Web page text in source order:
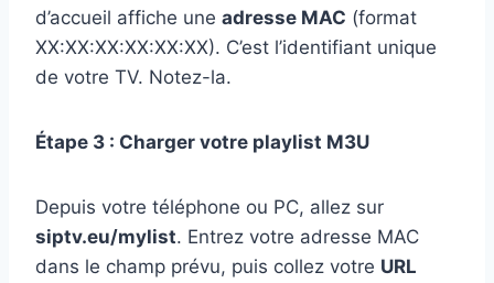
d’accueil affiche une adresse MAC (format
XX:XX:XX:XX:XX:XX). C’est l’identifiant unique
de votre TV. Notez-la.
Étape 3 : Charger votre playlist M3U
Depuis votre téléphone ou PC, allez sur
siptv.eu/mylist. Entrez votre adresse MAC
dans le champ prévu, puis collez votre URL